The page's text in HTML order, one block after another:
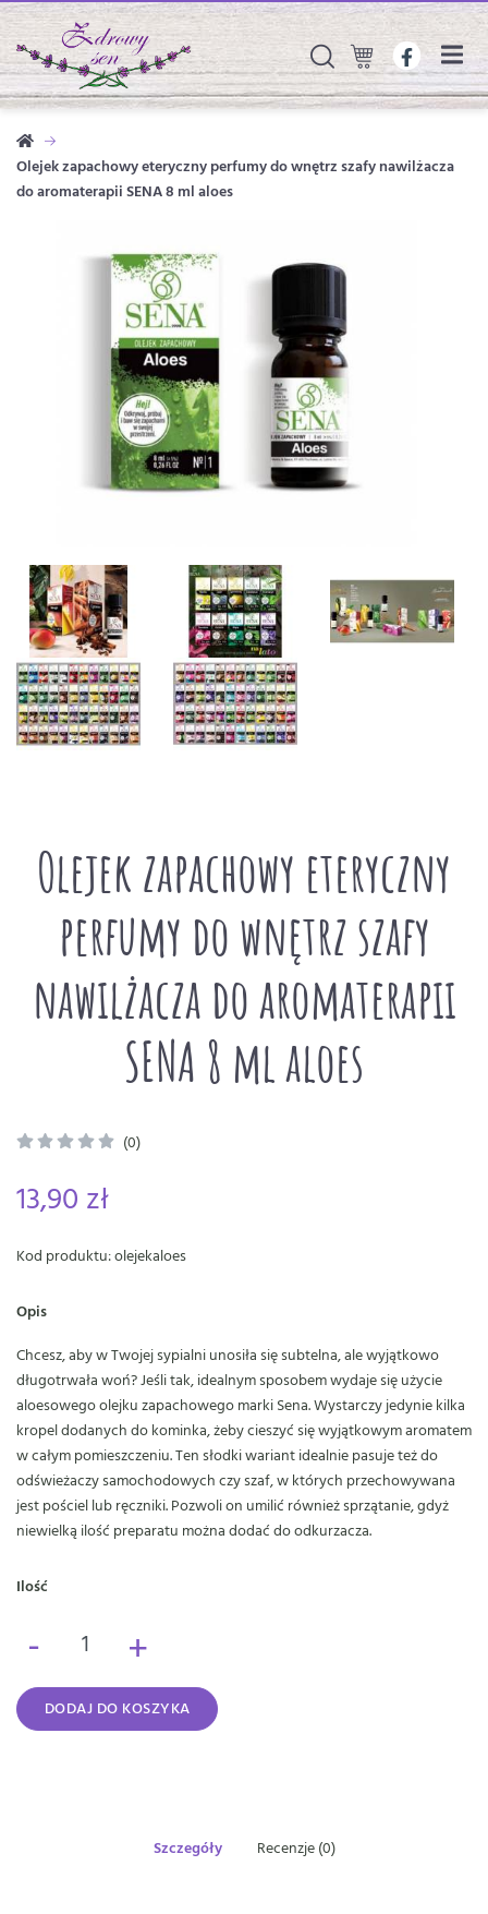
Olejek zapachowy eteryczny perfumy do wnętrz szafy nawilżacza
do aromaterapii SENA 8 ml aloes
Olejek zapachowy eteryczny
perfumy do wnętrz szafy
nawilżacza do aromaterapii
SENA 8 ml aloes
(0)
13,90 zł
Kod produktu: olejekaloes
Opis
Chcesz, aby w Twojej sypialni unosiła się subtelna, ale wyjątkowo
długotrwała woń? Jeśli tak, idealnym sposobem wydaje się użycie
aloesowego olejku zapachowego marki Sena. Wystarczy jedynie kilka
kropel dodanych do kominka, żeby cieszyć się wyjątkowym aromatem
w całym pomieszczeniu. Ten słodki wariant idealnie pasuje też do
odświeżaczy samochodowych czy szaf, w których przechowywana
jest pościel lub ręczniki. Pozwoli on umilić również sprzątanie, gdyż
niewielką ilość preparatu można dodać do odkurzacza.
Ilość
- +
DODAJ DO KOSZYKA
Szczegóły Recenzje (0)